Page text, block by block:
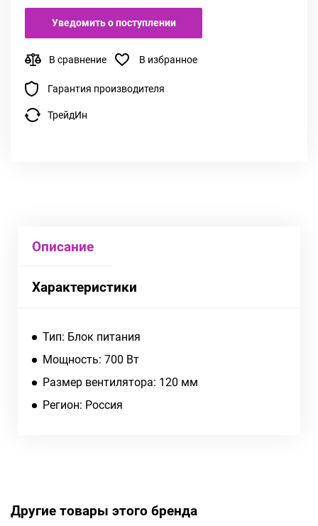
Уведомить о поступлении
В сравнение В избранное
Гарантия производителя
ТрейдИн
Описание
Характеристики
Тип: Блок питания
Мощность: 700 Вт
Размер вентилятора: 120 мм
Регион: Россия
Другие товары этого бренда